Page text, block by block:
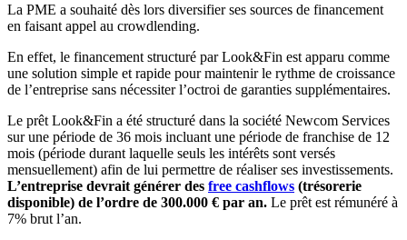
La PME a souhaité dès lors diversifier ses sources de financement
en faisant appel au crowdlending.
En effet, le financement structuré par Look&Fin est apparu comme
une solution simple et rapide pour maintenir le rythme de croissance
de l’entreprise sans nécessiter l’octroi de garanties supplémentaires.
Le prêt Look&Fin a été structuré dans la société Newcom Services
sur une période de 36 mois incluant une période de franchise de 12
mois (période durant laquelle seuls les intérêts sont versés
mensuellement) afin de lui permettre de réaliser ses investissements.
L’entreprise devrait générer des free cashflows (trésorerie
disponible) de l’ordre de 300.000 € par an. Le prêt est rémunéré à
7% brut l’an.